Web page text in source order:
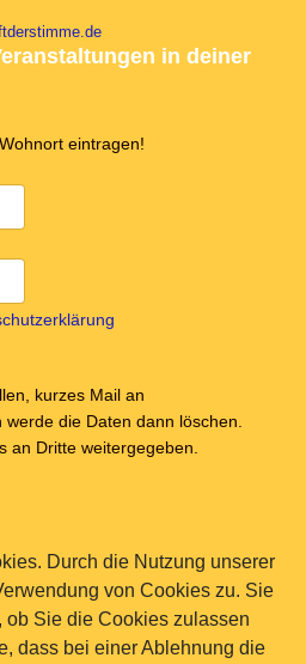
in deiner
eintragen!
kurzes Mail an
die Daten dann löschen.
an Dritte weitergegeben.
Durch die Nutzung unserer
von Cookies zu. Sie
ob Sie die Cookies zulassen
dass bei einer Ablehnung die